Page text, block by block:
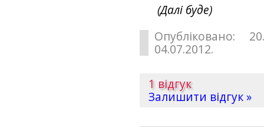
(Далі буде)
Опубліковано:
04.07.2012.
1 відгук
Залишити відгук »